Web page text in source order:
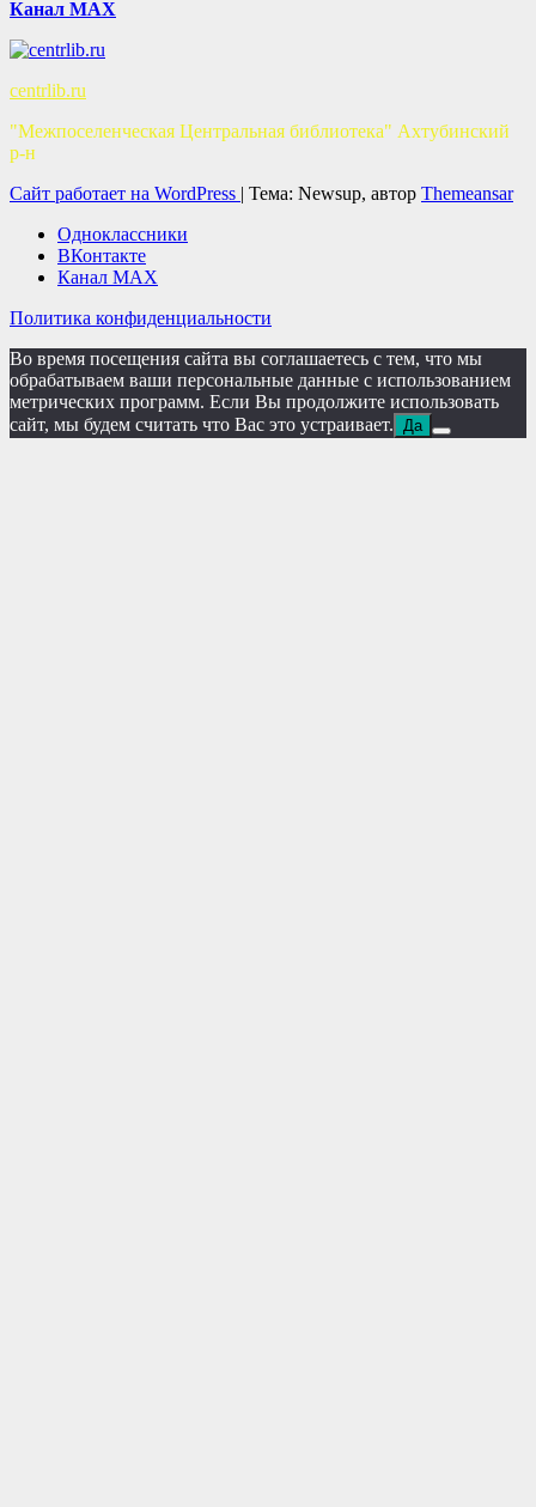
Канал MAX
centrlib.ru
"Межпоселенческая Центральная библиотека" Ахтубинский
р-н
Сайт работает на WordPress | Тема: Newsup, автор Themeansar
Одноклассники
ВКонтакте
Канал MAX
Политика конфиденциальности
Во время посещения сайта вы соглашаетесь с тем, что мы
обрабатываем ваши персональные данные с использованием
метрических программ. Если Вы продолжите использовать
сайт, мы будем считать что Вас это устраивает.
Да